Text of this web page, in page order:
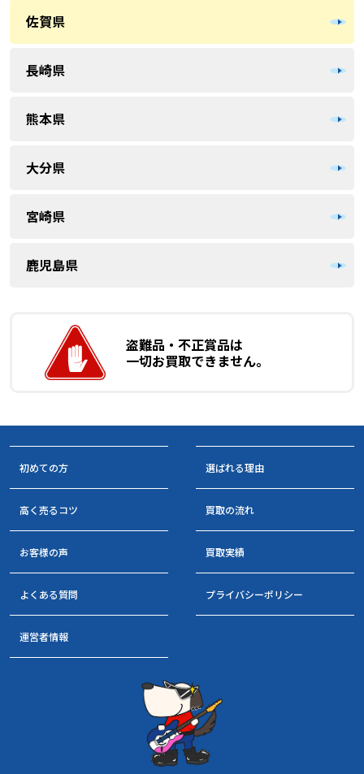
佐賀県
長崎県
熊本県
大分県
宮崎県
鹿児島県
盗難品・不正賞品は
一切お買取できません。
初めての方 選ばれる理由
高く売るコツ 買取の流れ
お客様の声 買取実績
よくある質問 プライバシーポリシー
運営者情報